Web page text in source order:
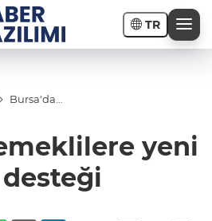
TR
Bursa'da
yeni
desteği